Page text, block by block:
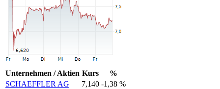
Unternehmen / Aktien Kurs
%
SCHAEFFLER AG
7,140 -1,38 %